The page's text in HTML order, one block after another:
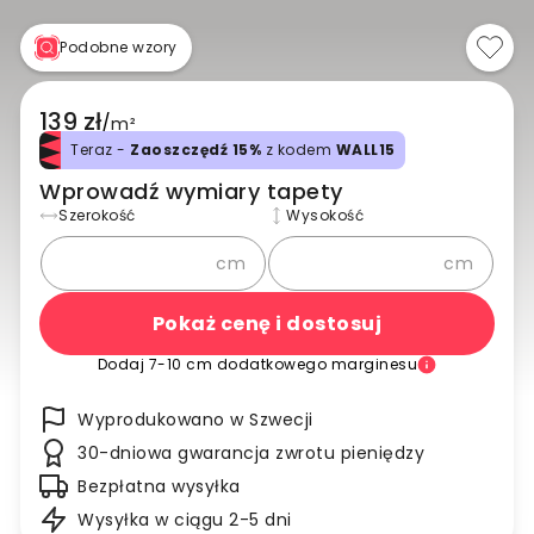
Podobne wzory
139 zł/m²
Teraz - Zaoszczędź 15% z kodem WALL15
Wprowadź wymiary tapety
Szerokość
cm
Wysokość
cm
Pokaż cenę i dostosuj
Dodaj 7-10 cm dodatkowego marginesu
Wyprodukowano w Szwecji
30-dniowa gwarancja zwrotu pieniędzy
Bezpłatna wysyłka
Wysyłka w ciągu 2-5 dni